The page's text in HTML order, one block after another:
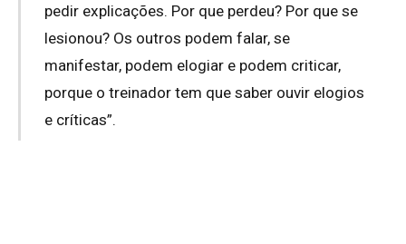
pedir explicações. Por que perdeu? Por que se
lesionou? Os outros podem falar, se
manifestar, podem elogiar e podem criticar,
porque o treinador tem que saber ouvir elogios
e críticas”.